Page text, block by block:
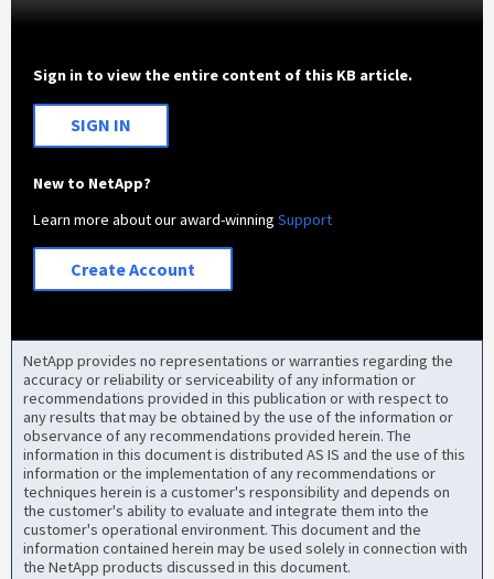
Sign in to view the entire content of this KB article.
SIGN IN
New to NetApp?
Learn more about our award-winningSupport
Create Account
NetApp provides no representations or warranties regarding the
accuracy or reliability or serviceability of any information or
recommendations provided in this publication or with respect to
any results that may be obtained by the use of the information or
observance of any recommendations provided herein. The
information in this document is distributed AS IS and the use of this
information or the implementation of any recommendations or
techniques herein is a customer's responsibility and depends on
the customer's ability to evaluate and integrate them into the
customer's operational environment. This document and the
information contained herein may be used solely in connection with
the NetApp products discussed in this document.